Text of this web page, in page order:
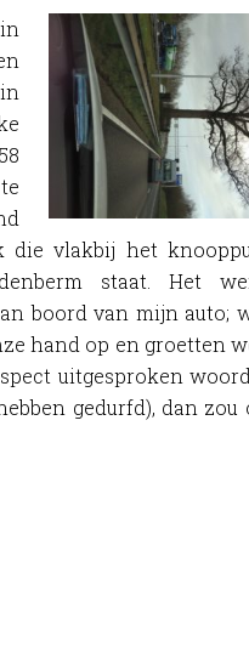
die vlakbij het
staat. Het
boord van mijn auto;
hand op en groetten
uitgesproken woord
gedurfd), dan zou